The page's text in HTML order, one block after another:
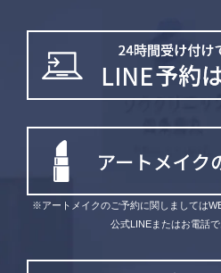
※アートメイクのご予約に関しましては
公式LINEまたはお電話